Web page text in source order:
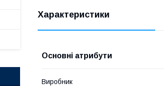
Характеристики
Основні атрибути
Виробник